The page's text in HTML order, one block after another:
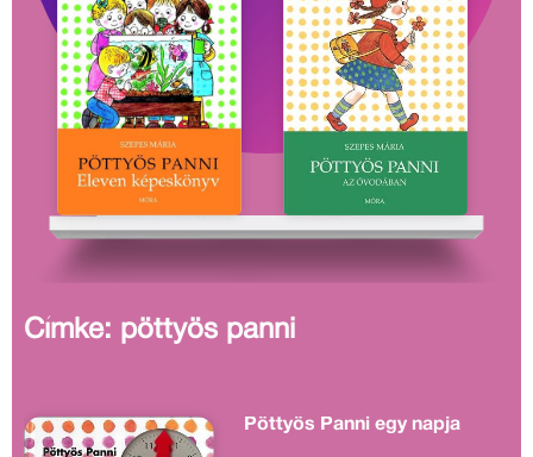
Címke: pöttyös panni
Pöttyös Panni egy napja